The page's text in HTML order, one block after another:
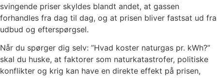
svingende priser skyldes blandt andet, at gassen
forhandles fra dag til dag, og at prisen bliver fastsat ud fra
udbud og efterspørgsel.
Når du spørger dig selv: ”Hvad koster naturgas pr. kWh?”
skal du huske, at faktorer som naturkatastrofer, politiske
konflikter og krig kan have en direkte effekt på prisen,